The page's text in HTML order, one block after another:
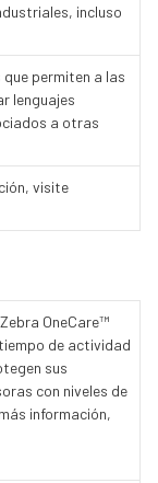
incluso
permiten a las
lenguajes
a otras
visite
OneCare™
de actividad
sus
con niveles de
información,